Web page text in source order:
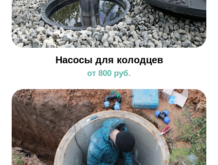
Насосы для колодцев
от 800 руб.